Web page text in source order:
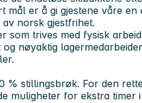
mål er å gi gjestene våre
norsk gjestfrihet.
som trives med fysisk
nøyaktig
% stillingsbrøk. For den
muligheter for ekstra timer